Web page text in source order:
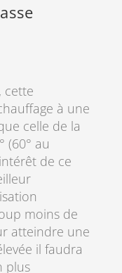
cette
à une
celle de la
(60° au
de ce
moins de
atteindre une
il faudra
plus